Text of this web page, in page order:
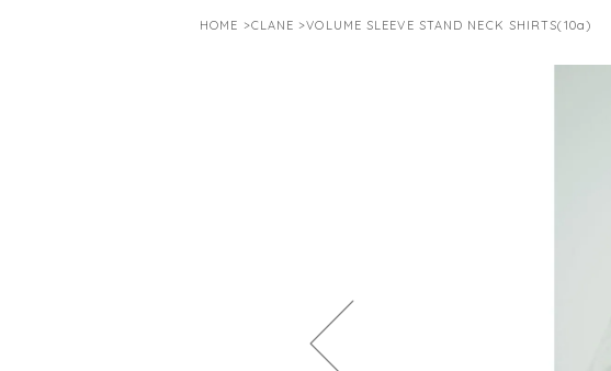
HOME >CLANE >VOLUME SLEEVE STAND NECK SHIRTS(10a)